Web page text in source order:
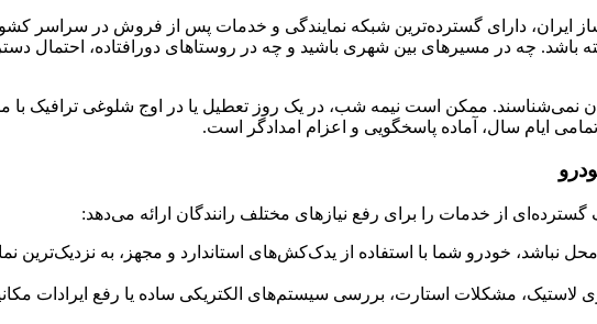
ایران، دارای گسترده‌ترین شبکه نمایندگی و خدمات پس از فروش در سراسر
باشد. چه در مسیرهای بین شهری باشید و چه در روستاهای دورافتاده، احتمال
ممکن است نیمه شب، در یک روز تعطیل یا در اوج شلوغی ترافیک با
از خدمات را برای رفع نیازهای مختلف رانندگان ارائه می‌دهد:
نباشد، خودرو شما با استفاده از یدک‌کش‌های استاندارد و مجهز، به نزدیک‌ترین
لاستیک، مشکلات استارت، بررسی سیستم‌های الکتریکی ساده یا رفع ایرادات